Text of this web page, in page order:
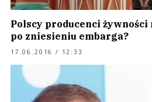
Polscy producenci żywności
po zniesieniu embarga?
17.06.2016 / 12:33